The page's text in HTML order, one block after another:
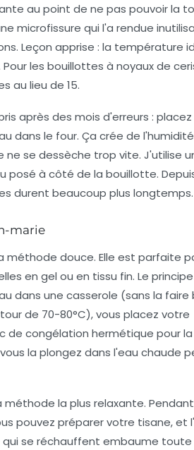
au point de ne pas pouvoir la
microfissure qui l'a rendue
Leçon apprise : la température
les bouillottes à noyaux de
au lieu de 15.
après des mois d'erreurs :
dans le four. Ça crée de
se dessèche trop vite. J'utilise
posé à côté de la bouillotte.
durent beaucoup plus longtemps.
marie
méthode douce. Elle est parfaite
en gel ou en tissu fin. Le
dans une casserole (sans la faire
de 70-80°C), vous placez votre
de congélation hermétique pour la
la plongez dans l'eau chaude
méthode la plus relaxante.
pouvez préparer votre tisane, et
qui se réchauffent embaume toute